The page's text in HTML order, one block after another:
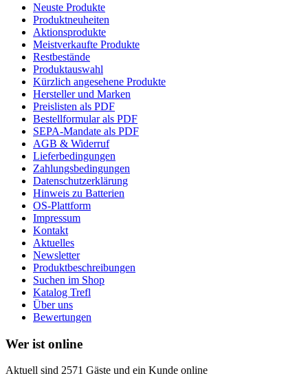
Neuste Produkte
Produktneuheiten
Aktionsprodukte
Meistverkaufte Produkte
Restbestände
Produktauswahl
Kürzlich angesehene Produkte
Hersteller und Marken
Preislisten als PDF
Bestellformular als PDF
SEPA-Mandate als PDF
AGB & Widerruf
Lieferbedingungen
Zahlungsbedingungen
Datenschutzerklärung
Hinweis zu Batterien
OS-Plattform
Impressum
Kontakt
Aktuelles
Newsletter
Produktbeschreibungen
Suchen im Shop
Katalog Trefl
Über uns
Bewertungen
Wer ist online
Aktuell sind 2571 Gäste und ein Kunde online